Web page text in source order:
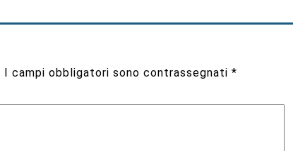
I campi obbligatori sono contrassegnati*